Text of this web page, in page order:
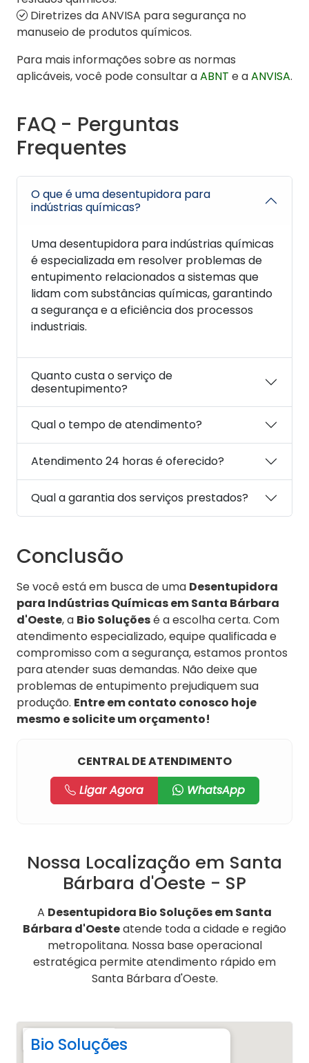
Diretrizes da ANVISA para segurança no
manuseio de produtos químicos.
Para mais informações sobre as normas
aplicáveis, você pode consultar aABNT e aANVISA.
FAQ - Perguntas
Frequentes
O que é uma desentupidora para
indústrias químicas?
Uma desentupidora para indústrias químicas
é especializada em resolver problemas de
entupimento relacionados a sistemas que
lidam com substâncias químicas, garantindo
a segurança e a eficiência dos processos
industriais.
Quanto custa o serviço de
desentupimento?
Qual o tempo de atendimento?
Atendimento 24 horas é oferecido?
Qual a garantia dos serviços prestados?
Conclusão
Se você está em busca de uma Desentupidora
para Indústrias Químicas em Santa Bárbara
d'Oeste, a Bio Soluçõesé a escolha certa. Com
atendimento especializado, equipe qualificada e
compromisso com a segurança, estamos prontos
para atender suas demandas. Não deixe que
problemas de entupimento prejudiquem sua
produção. Entre em contato conosco hoje
mesmo e solicite um orçamento!
CENTRAL DE ATENDIMENTO
Ligar Agora
WhatsApp
Nossa Localização em Santa
Bárbara d'Oeste - SP
A Desentupidora Bio Soluções em Santa
Bárbara d'Oesteatende toda a cidade e região
metropolitana. Nossa base operacional
estratégica permite atendimento rápido em
Santa Bárbara d'Oeste.
Bio Soluções